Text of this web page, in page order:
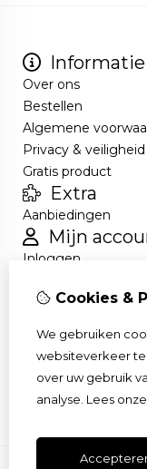
Informatie
Over ons
Bestellen
Algemene
Privacy & veiligheid
Gratis product
Extra
Aanbiedingen
Mijn
Inloggen
Nieuwsbrief
Contact
Cookies &
We gebruiken
websiteverkeer te
over uw gebruik
analyse. Lees